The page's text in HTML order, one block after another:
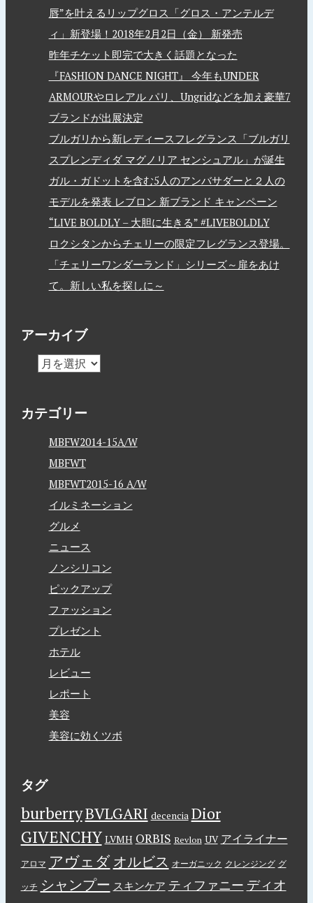
唇”を叶えるリップグロス「グロス・アンテルデ
ィ」新登場！2018年2月2日（金） 新発売
昨年チケット即完で大きく話題となった
『FASHION DANCE NIGHT』 今年もUNDER
ARMOURやロレアル パリ、Ungridなどを加え豪華7
ブランドが出展決定
ブルガリから新レディースフレグランス「ブルガリ
スプレンディダ マグノリア センシュアル」が誕生
ガル・ガドットを含む5人のアンバサダーと２人の
モデルを発表 レブロン 新ブランド キャンペーン
“LIVE BOLDLY – 大胆に生きる” #LIVEBOLDLY
ロクシタンからチェリーの限定フレグランス登場。
「チェリーワンダーランド」シリーズ～扉をあけ
て。新しい私を探しに～
アーカイブ
カテゴリー
MBFW2014-15A/W
MBFWT
MBFWT2015-16 A/W
イルミネーション
グルメ
ニュース
ノンシリコン
ピックアップ
ファッション
プレゼント
ホテル
レビュー
レポート
美容
美容に効くツボ
タグ
burberryBVLGARI decencia Dior
GIVENCHY LVMH ORBIS Revlon UV アイライナー
アロマ アヴェダ オルビス オーガニック クレンジング グ
ッチ シャンプー スキンケア ティファニー ディオ